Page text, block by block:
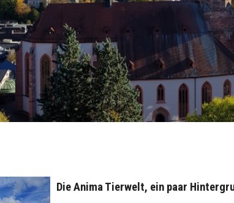
Die Anima Tierwelt, ein paar